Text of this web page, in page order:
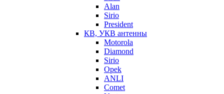
Alan
Sirio
President
КВ, УКВ антенны
Motorola
Diamond
Sirio
Opek
ANLI
Comet